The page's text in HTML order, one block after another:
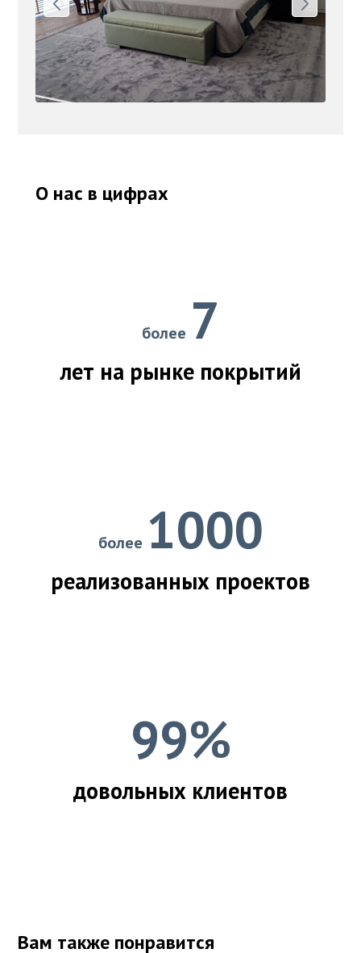
О нас в цифрах
более 7
лет на рынке покрытий
более 1000
реализованных проектов
99%
довольных клиентов
Вам также понравится